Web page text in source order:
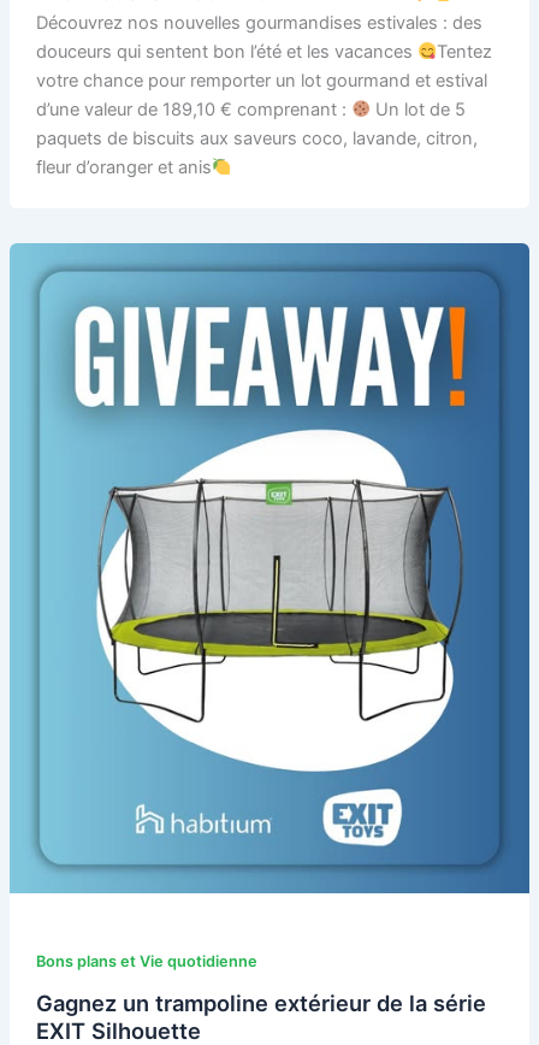
Découvrez nos nouvelles gourmandises estivales : des
douceurs qui sentent bon l’été et les vacances
Tentez
votre chance pour remporter un lot gourmand et estival
d’une valeur de 189,10 € comprenant :
Un lot de 5
paquets de biscuits aux saveurs coco, lavande, citron,
fleur d’oranger et anis
Bons plans et Vie quotidienne
Gagnez un trampoline extérieur de la série
EXIT Silhouette